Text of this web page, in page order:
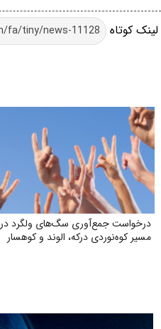
لینک کوتاه
درخواست جمع‌آوری سگ‌های ولگرد در
مسیر کوه‌نوردی درکه، الوند و کوهسار